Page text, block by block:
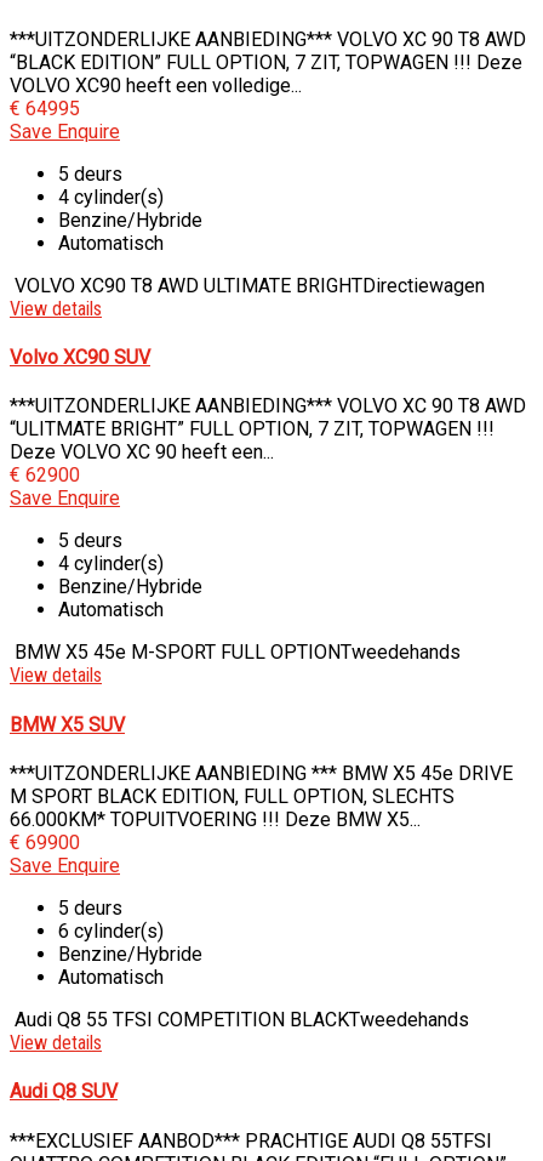
***UITZONDERLIJKE AANBIEDING*** VOLVO XC 90 T8 AWD
“BLACK EDITION” FULL OPTION, 7 ZIT, TOPWAGEN !!! Deze
VOLVO XC90 heeft een volledige...
€ 64995
Save Enquire
5 deurs
4 cylinder(s)
Benzine/Hybride
Automatisch
VOLVO XC90 T8 AWD ULTIMATE BRIGHTDirectiewagen
View details
Volvo XC90 SUV
***UITZONDERLIJKE AANBIEDING*** VOLVO XC 90 T8 AWD
“ULITMATE BRIGHT” FULL OPTION, 7 ZIT, TOPWAGEN !!!
Deze VOLVO XC 90 heeft een...
€ 62900
Save Enquire
5 deurs
4 cylinder(s)
Benzine/Hybride
Automatisch
BMW X5 45e M-SPORT FULL OPTIONTweedehands
View details
BMW X5 SUV
***UITZONDERLIJKE AANBIEDING *** BMW X5 45e DRIVE
M SPORT BLACK EDITION, FULL OPTION, SLECHTS
66.000KM* TOPUITVOERING !!! Deze BMW X5...
€ 69900
Save Enquire
5 deurs
6 cylinder(s)
Benzine/Hybride
Automatisch
Audi Q8 55 TFSI COMPETITION BLACKTweedehands
View details
Audi Q8 SUV
***EXCLUSIEF AANBOD*** PRACHTIGE AUDI Q8 55TFSI